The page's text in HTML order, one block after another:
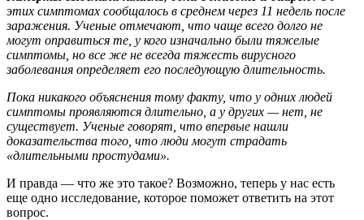
этих симптомах сообщалось в среднем через 11 недель после
заражения. Ученые отмечают, что чаще всего долго не
могут оправиться те, у кого изначально были тяжелые
симптомы, но все же не всегда тяжесть вирусного
заболевания определяет его последующую длительность.
Пока никакого объяснения тому факту, что у одних людей
симптомы проявляются длительно, а у других — нет, не
существует. Ученые говорят, что впервые нашли
доказательства того, что люди могут страдать
«длительными простудами».
И правда — что же это такое? Возможно, теперь у нас есть
еще одно исследование, которое поможет ответить на этот
вопрос.